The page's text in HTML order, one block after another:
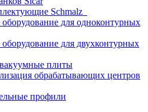
Schmalz
для одноконтурных
для двухконтурных
плиты
обрабатывающих центров
профили